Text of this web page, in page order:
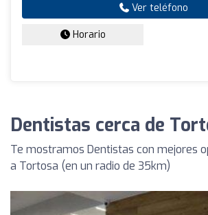
Ver teléfono
Horario
Dentistas cerca de
Te mostramos Dentistas con mejores
a Tortosa (en un radio de 35km)